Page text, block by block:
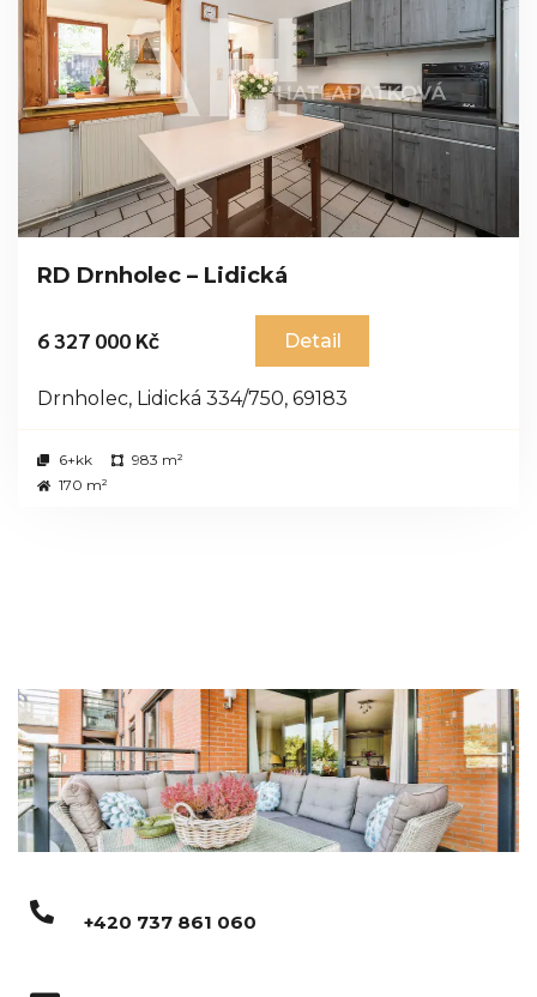
RD Drnholec – Lidická
6 327 000 Kč Detail
Drnholec, Lidická 334/750, 69183
6+kk
983 m²
170 m²
+420 737 861 060